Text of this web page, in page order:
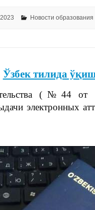
Новости образования
Ўзбек тилида
(№44
электронных